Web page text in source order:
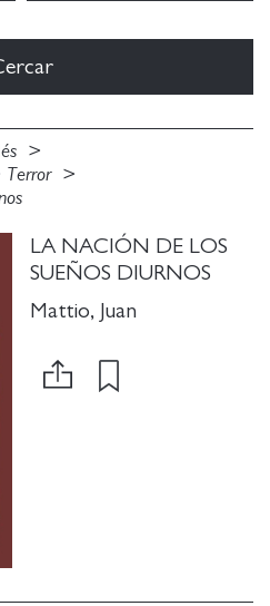
Terror
LA NACIÓN DE LOS
SUEÑOS DIURNOS
Mattio, Juan